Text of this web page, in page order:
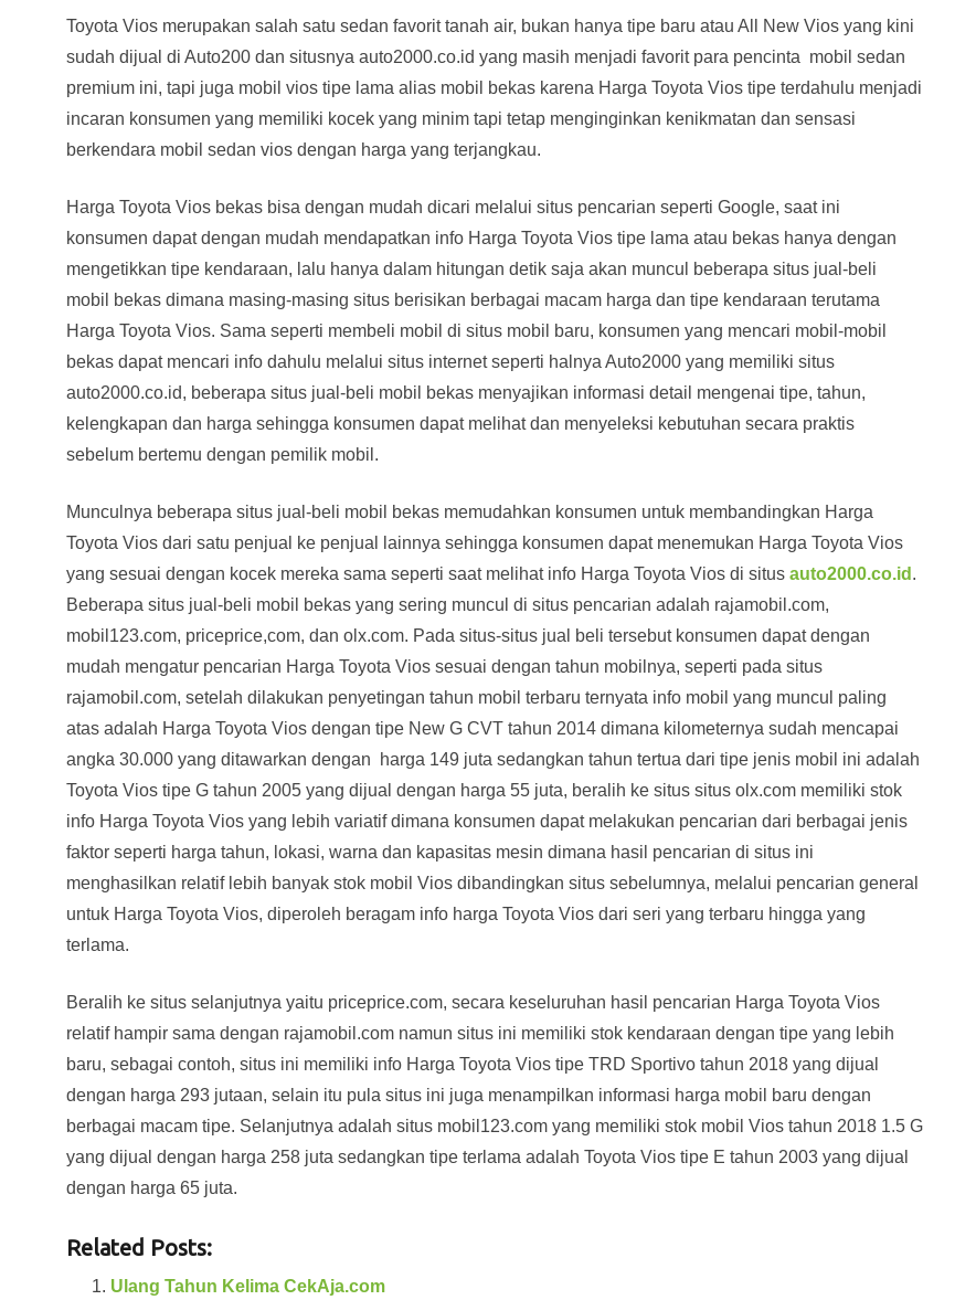
Toyota Vios merupakan salah satu sedan favorit tanah air, bukan hanya tipe baru atau All New Vios yang kini
sudah dijual di Auto200 dan situsnya auto2000.co.id yang masih menjadi favorit para pencinta mobil sedan
premium ini, tapi juga mobil vios tipe lama alias mobil bekas karena Harga Toyota Vios tipe terdahulu menjadi
incaran konsumen yang memiliki kocek yang minim tapi tetap menginginkan kenikmatan dan sensasi
berkendara mobil sedan vios dengan harga yang terjangkau.
Harga Toyota Vios bekas bisa dengan mudah dicari melalui situs pencarian seperti Google, saat ini
konsumen dapat dengan mudah mendapatkan info Harga Toyota Vios tipe lama atau bekas hanya dengan
mengetikkan tipe kendaraan, lalu hanya dalam hitungan detik saja akan muncul beberapa situs jual-beli
mobil bekas dimana masing-masing situs berisikan berbagai macam harga dan tipe kendaraan terutama
Harga Toyota Vios. Sama seperti membeli mobil di situs mobil baru, konsumen yang mencari mobil-mobil
bekas dapat mencari info dahulu melalui situs internet seperti halnya Auto2000 yang memiliki situs
auto2000.co.id, beberapa situs jual-beli mobil bekas menyajikan informasi detail mengenai tipe, tahun,
kelengkapan dan harga sehingga konsumen dapat melihat dan menyeleksi kebutuhan secara praktis
sebelum bertemu dengan pemilik mobil.
Munculnya beberapa situs jual-beli mobil bekas memudahkan konsumen untuk membandingkan Harga
Toyota Vios dari satu penjual ke penjual lainnya sehingga konsumen dapat menemukan Harga Toyota Vios
yang sesuai dengan kocek mereka sama seperti saat melihat info Harga Toyota Vios di situs auto2000.co.id .
Beberapa situs jual-beli mobil bekas yang sering muncul di situs pencarian adalah rajamobil.com,
mobil123.com, priceprice,com, dan olx.com. Pada situs-situs jual beli tersebut konsumen dapat dengan
mudah mengatur pencarian Harga Toyota Vios sesuai dengan tahun mobilnya, seperti pada situs
rajamobil.com, setelah dilakukan penyetingan tahun mobil terbaru ternyata info mobil yang muncul paling
atas adalah Harga Toyota Vios dengan tipe New G CVT tahun 2014 dimana kilometernya sudah mencapai
angka 30.000 yang ditawarkan dengan harga 149 juta sedangkan tahun tertua dari tipe jenis mobil ini adalah
Toyota Vios tipe G tahun 2005 yang dijual dengan harga 55 juta, beralih ke situs situs olx.com memiliki stok
info Harga Toyota Vios yang lebih variatif dimana konsumen dapat melakukan pencarian dari berbagai jenis
faktor seperti harga tahun, lokasi, warna dan kapasitas mesin dimana hasil pencarian di situs ini
menghasilkan relatif lebih banyak stok mobil Vios dibandingkan situs sebelumnya, melalui pencarian general
untuk Harga Toyota Vios, diperoleh beragam info harga Toyota Vios dari seri yang terbaru hingga yang
terlama.
Beralih ke situs selanjutnya yaitu priceprice.com, secara keseluruhan hasil pencarian Harga Toyota Vios
relatif hampir sama dengan rajamobil.com namun situs ini memiliki stok kendaraan dengan tipe yang lebih
baru, sebagai contoh, situs ini memiliki info Harga Toyota Vios tipe TRD Sportivo tahun 2018 yang dijual
dengan harga 293 jutaan, selain itu pula situs ini juga menampilkan informasi harga mobil baru dengan
berbagai macam tipe. Selanjutnya adalah situs mobil123.com yang memiliki stok mobil Vios tahun 2018 1.5 G
yang dijual dengan harga 258 juta sedangkan tipe terlama adalah Toyota Vios tipe E tahun 2003 yang dijual
dengan harga 65 juta.
Related Posts:
Ulang Tahun Kelima CekAja.com